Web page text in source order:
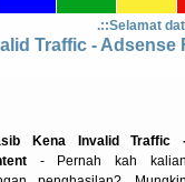
.::Selamat
Traffic - Adsense
Kena Invalid Traffic
- Pernah kah kalian